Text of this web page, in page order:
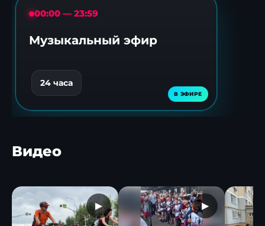
00:00 — 23:59
Музыкальный эфир
24 часа
Видео
▶ ▶